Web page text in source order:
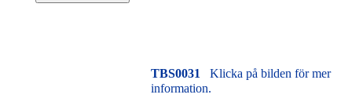
TBS0031
Klicka på bilden för mer
information.